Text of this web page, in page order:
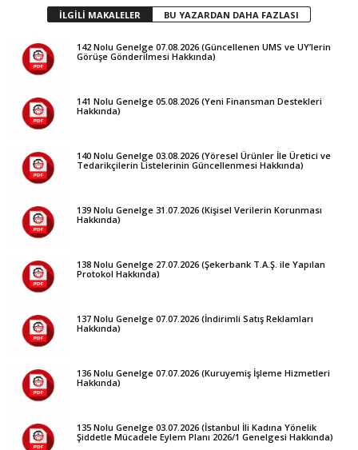
İLGİLİ MAKALELER BU YAZARDAN DAHA FAZLASI
142 Nolu Genelge 07.08.2026 (Güncellenen UMS ve UY’lerin
Görüşe Gönderilmesi Hakkında)
141 Nolu Genelge 05.08.2026 (Yeni Finansman Destekleri
Hakkında)
140 Nolu Genelge 03.08.2026 (Yöresel Ürünler İle Üretici ve
Tedarikçilerin Listelerinin Güncellenmesi Hakkında)
139 Nolu Genelge 31.07.2026 (Kişisel Verilerin Korunması
Hakkında)
138 Nolu Genelge 27.07.2026 (Şekerbank T.A.Ş. ile Yapılan
Protokol Hakkında)
137 Nolu Genelge 07.07.2026 (İndirimli Satış Reklamları
Hakkında)
136 Nolu Genelge 07.07.2026 (Kuruyemiş İşleme Hizmetleri
Hakkında)
135 Nolu Genelge 03.07.2026 (İstanbul İli Kadına Yönelik
Şiddetle Mücadele Eylem Planı 2026/1 Genelgesi Hakkında)